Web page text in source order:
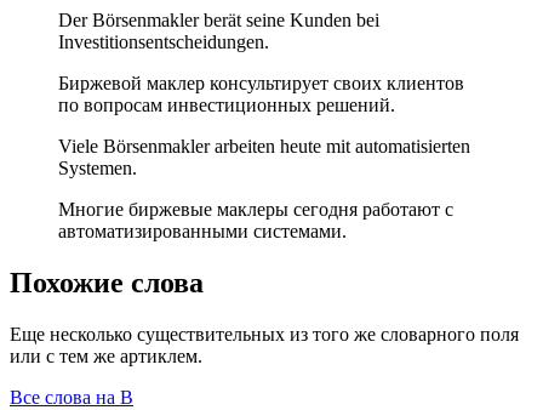
Der Börsenmakler berät seine Kunden bei
Investitionsentscheidungen.
Биржевой маклер консультирует своих клиентов
по вопросам инвестиционных решений.
Viele Börsenmakler arbeiten heute mit automatisierten
Systemen.
Многие биржевые маклеры сегодня работают с
автоматизированными системами.
Похожие слова
Еще несколько существительных из того же словарного поля
или с тем же артиклем.
Все слова на B